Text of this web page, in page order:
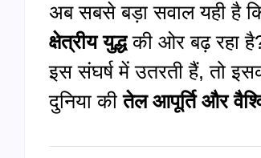
अब सबसे बड़ा सवाल यही है
क्षेत्रीय युद्धकी ओर बढ़ रहा
इस संघर्ष में उतरती हैं, तो
दुनिया कीतेल आपूर्ति और